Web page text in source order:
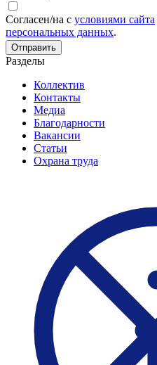
Согласен/на с условиями сайта
персональных данных.
Разделы
Коллектив
Контакты
Медиа
Благодарности
Вакансии
Статьи
Охрана труда